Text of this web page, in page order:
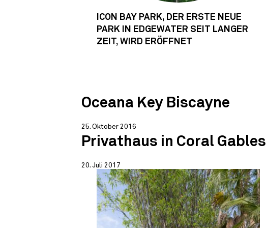
ICON BAY PARK, DER ERSTE NEUE
PARK IN EDGEWATER SEIT LANGER
ZEIT, WIRD ERÖFFNET
Oceana Key Biscayne
25. Oktober 2016
Privathaus in Coral Gables
20. Juli 2017